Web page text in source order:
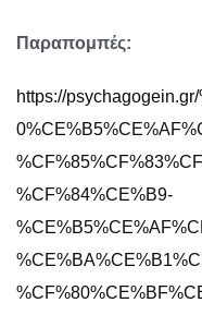
Παραπομπές:
https://
%CF%84%CE%B9-